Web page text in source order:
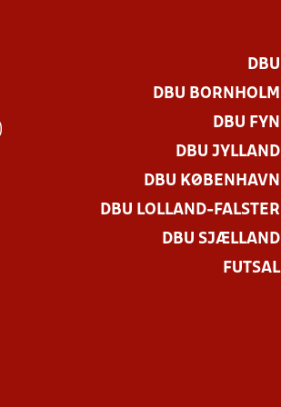
DBU
DBU BORNHOLM
DBU FYN
DBU JYLLAND
DBU KØBENHAVN
DBU LOLLAND-FALSTER
DBU SJÆLLAND
FUTSAL